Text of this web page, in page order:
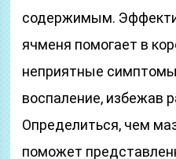
содержимым.
ячменя помогает в
неприятные
воспаление, избежав
Определиться, чем
поможет